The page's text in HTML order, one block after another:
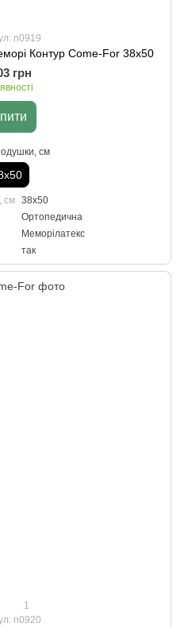
n0919
Контур Come-For 38х50
грн
см
см 38х50
Ортопедична
Меморілатекс
так
1
n0920